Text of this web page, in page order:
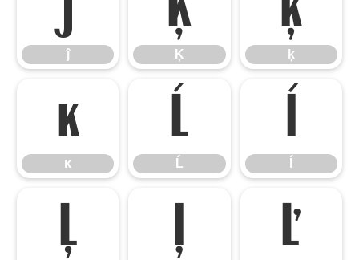
ĵ Ķ ķ
ĸ
ĸ
Ĺ
Ĺ
ĺ
Ļ ļ Ľ